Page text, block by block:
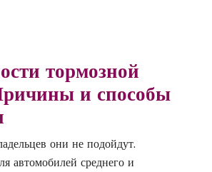
тормозной
и способы
они не подойдут.
автомобилей среднего и